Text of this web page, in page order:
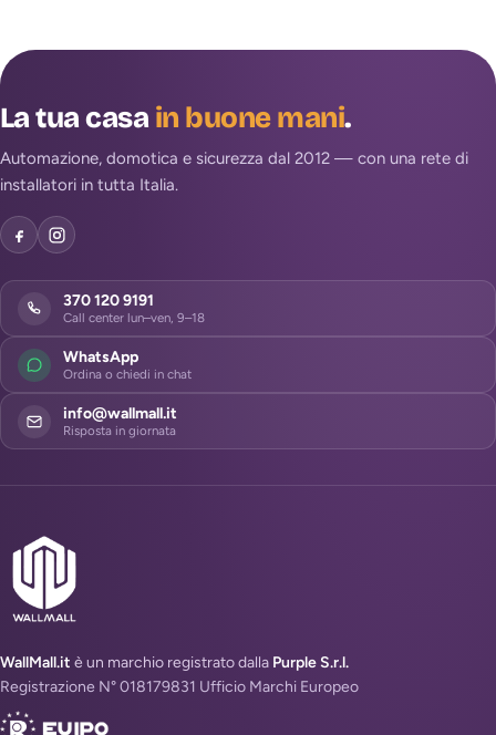
La tua casain buone mani.
Automazione, domotica e sicurezza dal 2012 — con una rete di
installatori in tutta Italia.
370 120 9191
Call center lun–ven, 9–18
WhatsApp
Ordina o chiedi in chat
info@wallmall.it
Risposta in giornata
WallMall.it è un marchio registrato dalla Purple S.r.l.
Registrazione N° 018179831 Ufficio Marchi Europeo